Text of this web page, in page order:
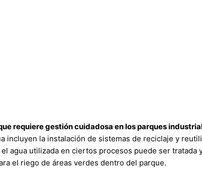
requiere gestión cuidadosa en los parques
incluyen la instalación de sistemas de reciclaje y
agua utilizada en ciertos procesos puede ser tratada
el riego de áreas verdes dentro del parque.